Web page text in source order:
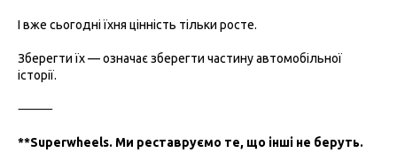
І вже сьогодні їхня цінність тільки росте.
Зберегти їх — означає зберегти частину автомобільної
історії.
⸻
**Superwheels. Ми реставруємо те, що інші не беруть.